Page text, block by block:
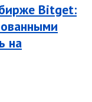
Bitget:
на